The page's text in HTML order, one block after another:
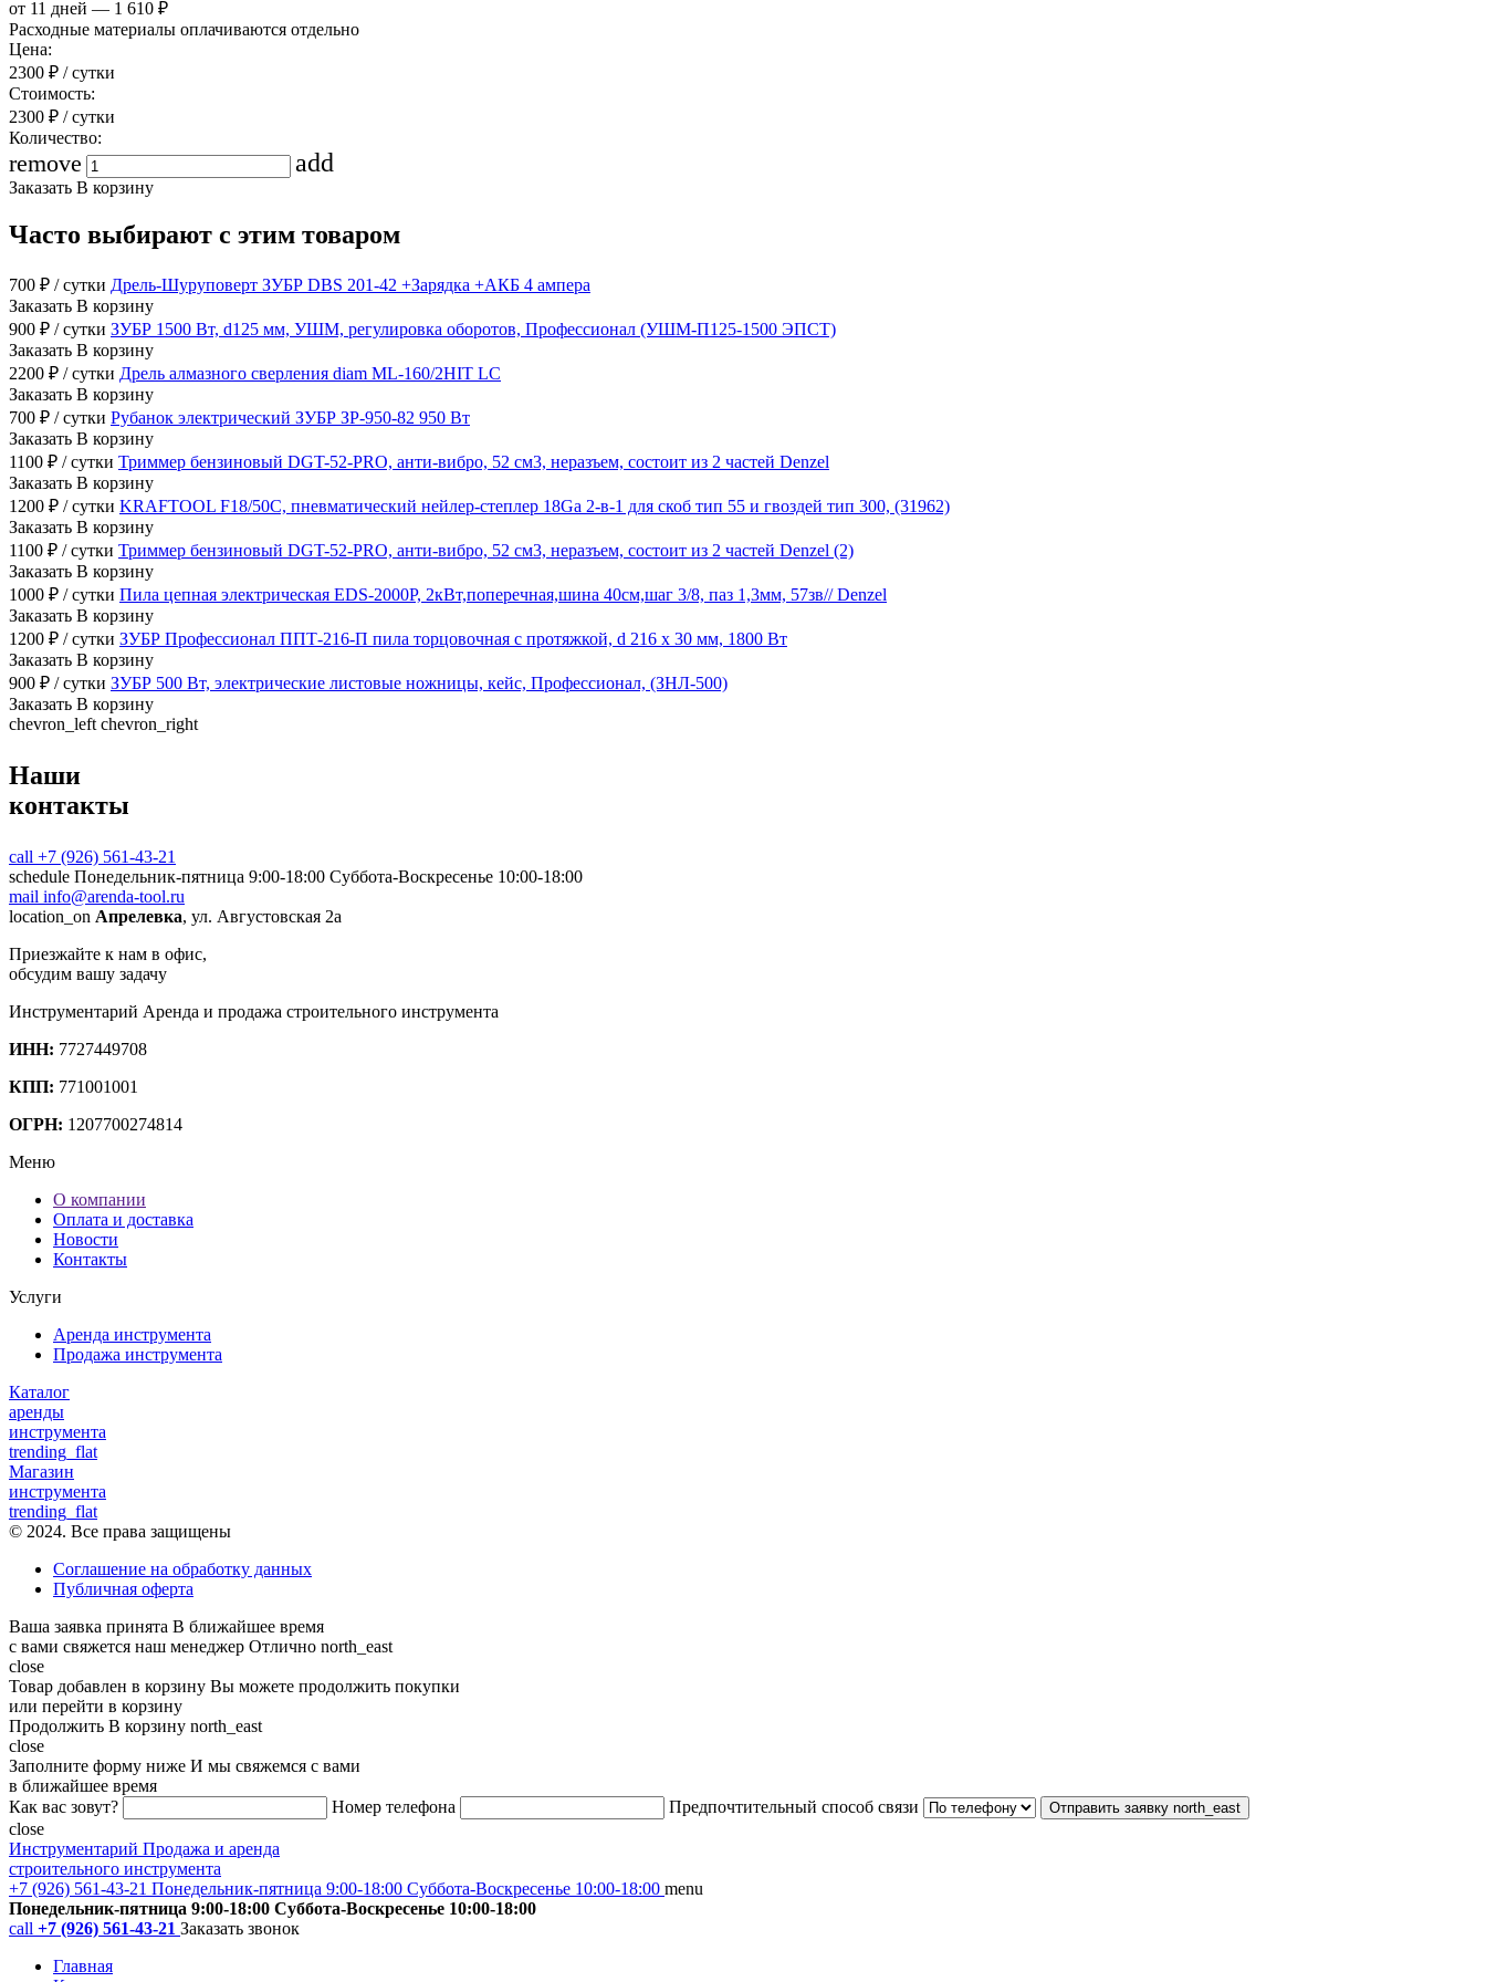
от 11 дней — 1 610 ₽
Расходные материалы оплачиваются отдельно
Цена:
2300 ₽ / сутки
Стоимость:
2300 ₽ / сутки
Количество:
remove add
Заказать В корзину
Часто выбирают с этим товаром
700 ₽ / сутки Дрель-Шуруповерт ЗУБР DBS 201-42 +Зарядка +АКБ 4 ампера
Заказать В корзину
900 ₽ / сутки ЗУБР 1500 Вт, d125 мм, УШМ, регулировка оборотов, Профессионал (УШМ-П125-1500 ЭПСТ)
Заказать В корзину
2200 ₽ / сутки Дрель алмазного сверления diam ML-160/2HIT LC
Заказать В корзину
700 ₽ / сутки Рубанок электрический ЗУБР ЗР-950-82 950 Вт
Заказать В корзину
1100 ₽ / сутки Триммер бензиновый DGT-52-PRO, анти-вибро, 52 см3, неразъем, состоит из 2 частей Denzel
Заказать В корзину
1200 ₽ / сутки KRAFTOOL F18/50C, пневматический нейлер-степлер 18Ga 2-в-1 для скоб тип 55 и гвоздей тип 300, (31962)
Заказать В корзину
1100 ₽ / сутки Триммер бензиновый DGT-52-PRO, анти-вибро, 52 см3, неразъем, состоит из 2 частей Denzel (2)
Заказать В корзину
1000 ₽ / сутки Пила цепная электрическая EDS-2000P, 2кВт,поперечная,шина 40см,шаг 3/8, паз 1,3мм, 57зв// Denzel
Заказать В корзину
1200 ₽ / сутки ЗУБР Профессионал ППТ-216-П пила торцовочная с протяжкой, d 216 х 30 мм, 1800 Вт
Заказать В корзину
900 ₽ / сутки ЗУБР 500 Вт, электрические листовые ножницы, кейс, Профессионал, (ЗНЛ-500)
Заказать В корзину
chevron_left chevron_right
Наши
контакты
call +7 (926) 561-43-21
schedule Понедельник-пятница 9:00-18:00 Суббота-Воскресенье 10:00-18:00
mail info@arenda-tool.ru
location_on Апрелевка, ул. Августовская 2а
Приезжайте к нам в офис,
обсудим вашу задачу
Инструментарий Аренда и продажа строительного инструмента
ИНН: 7727449708
КПП: 771001001
ОГРН: 1207700274814
Меню
О компании
Оплата и доставка
Новости
Контакты
Услуги
Аренда инструмента
Продажа инструмента
Каталог
аренды
инструмента
trending_flat
Магазин
инструмента
trending_flat
© 2024. Все права защищены
Соглашение на обработку данных
Публичная оферта
Ваша заявка принята В ближайшее время
с вами свяжется наш менеджер Отлично north_east
close
Товар добавлен в корзину Вы можете продолжить покупки
или перейти в корзину
Продолжить В корзину north_east
close
Заполните форму ниже И мы свяжемся с вами
в ближайшее время
Как вас зовут?
Номер телефона Предпочтительный способ связи Отправить заявку north_east
close
Инструментарий Продажа и аренда
строительного инструмента
+7 (926) 561-43-21 Понедельник-пятница 9:00-18:00 Суббота-Воскресенье 10:00-18:00 menu
Понедельник-пятница 9:00-18:00 Суббота-Воскресенье 10:00-18:00
call +7 (926) 561-43-21 Заказать звонок
Главная